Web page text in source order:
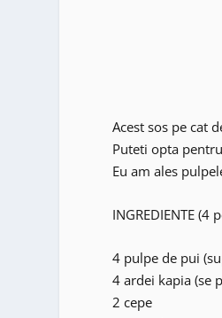
Acest sos pe cat
Puteti opta
Eu am ales
INGREDIENTE (4
4 pulpe de pui
4 ardei kapia (se
2 cepe